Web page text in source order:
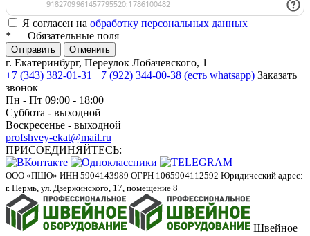
Я согласен на обработку персональных данных
* — Обязательные поля
Отменить
г. Екатеринбург, Переулок Лобачевского, 1
+7 (343) 382-01-31 +7 (922) 344-00-38 (есть whatsapp) Заказать
звонок
Пн - Пт 09:00 - 18:00
Суббота - выходной
Воскресенье - выходной
profshvey-ekat@mail.ru
ПРИСОЕДИНЯЙТЕСЬ:
ООО «ПШО» ИНН 5904143989 ОГРН 1065904112592 Юридический адрес:
г. Пермь, ул. Дзержинского, 17, помещение 8
Швейное